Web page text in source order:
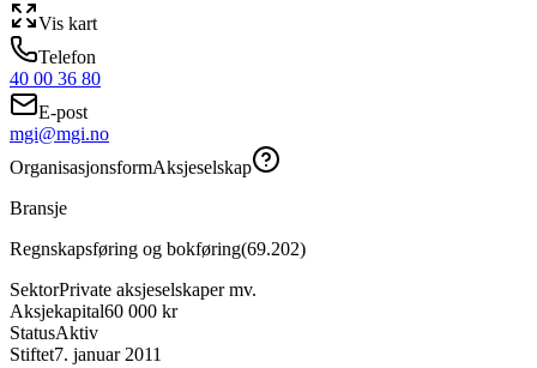
Vis kart
Telefon
40 00 36 80
E-post
mgi@mgi.no
OrganisasjonsformAksjeselskap
Bransje
Regnskapsføring og bokføring(69.202)
SektorPrivate aksjeselskaper mv.
Aksjekapital60 000 kr
StatusAktiv
Stiftet7. januar 2011